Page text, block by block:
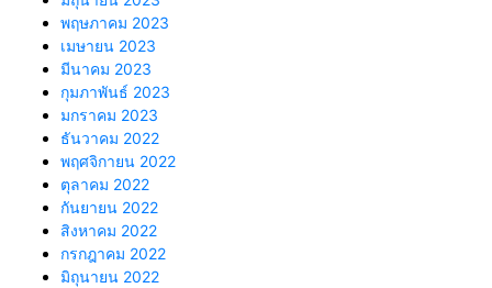
พฤษภาคม 2023
เมษายน 2023
มีนาคม 2023
กุมภาพันธ์ 2023
มกราคม 2023
ธันวาคม 2022
พฤศจิกายน 2022
ตุลาคม 2022
กันยายน 2022
สิงหาคม 2022
กรกฎาคม 2022
มิถุนายน 2022